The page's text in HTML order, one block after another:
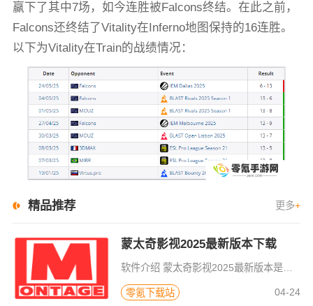
赢下了其中7场，如今连胜被Falcons终结。在此之前，
Falcons还终结了Vitality在Inferno地图保持的16连胜。
以下为Vitality在Train的战绩情况：
精品推荐 更多+
蒙太奇影视2025最新版本下载
软件介绍 蒙太奇影视2025最新版本是一款全面升级的追剧看片软件。它整合了好多不同平台的影视资源，让我们不
零氪下载站 04-24